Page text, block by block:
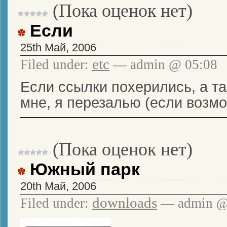
(Пока оценок нет)
Если
25th Май, 2006
Filed under: etc — admin @ 05:08
Если ссылки похерились, а
мне, я перезалью (если
(Пока оценок нет)
Южный парк
20th Май, 2006
Filed under: downloads — admin